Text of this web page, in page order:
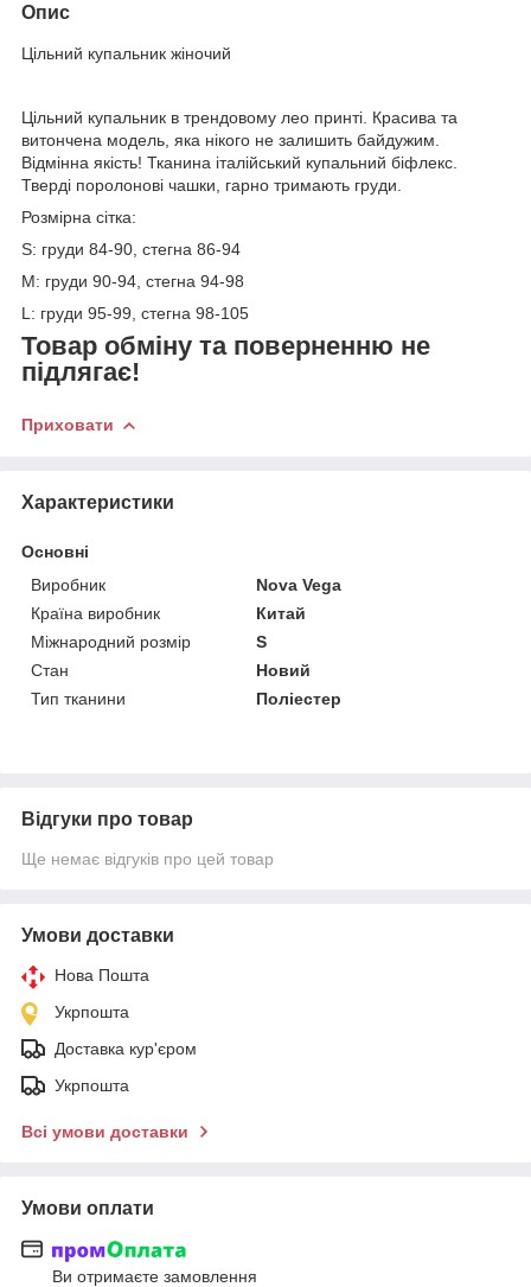
Опис
Цільний купальник жіночий
Цільний купальник в трендовому лео принті. Красива та
витончена модель, яка нікого не залишить байдужим.
Відмінна якість! Тканина італійський купальний біфлекс.
Тверді поролонові чашки, гарно тримають груди.
Розмірна сітка:
S: груди 84-90, стегна 86-94
М: груди 90-94, стегна 94-98
L: груди 95-99, стегна 98-105
Товар обміну та поверненню не
підлягає!
Приховати
Характеристики
Основні
Виробник
Nova Vega
Країна виробник
Китай
Міжнародний розмір
S
Стан
Новий
Тип тканини
Поліестер
Відгуки про товар
Ще немає відгуків про цей товар
Умови доставки
Нова Пошта
Укрпошта
Доставка кур'єром
Укрпошта
Всі умови доставки
Умови оплати
Ви отримаєте замовлення